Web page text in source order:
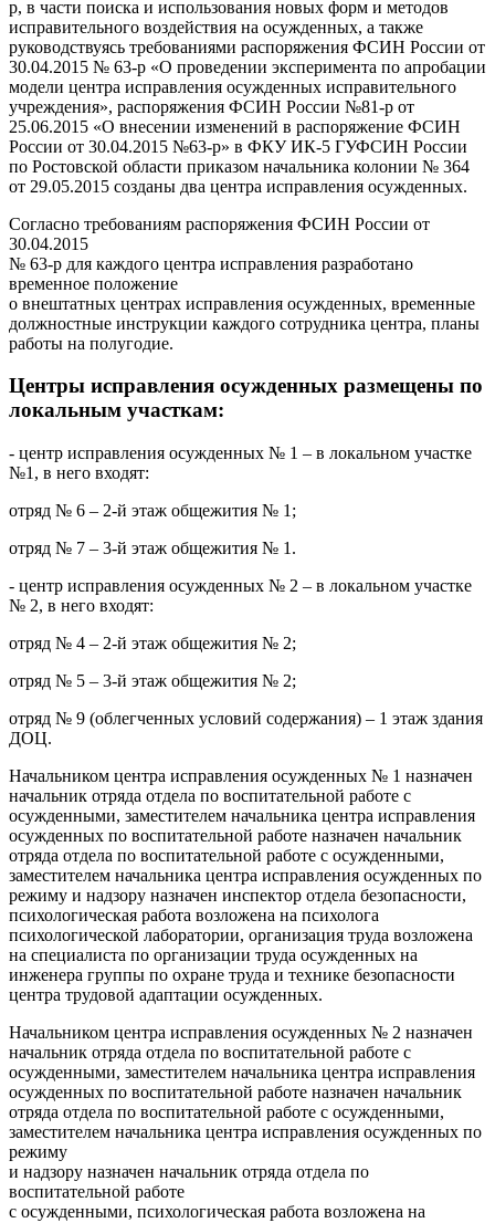
р, в части поиска и использования новых форм и методов
исправительного воздействия на осужденных, а также
руководствуясь требованиями распоряжения ФСИН России от
30.04.2015 № 63-р «О проведении эксперимента по апробации
модели центра исправления осужденных исправительного
учреждения», распоряжения ФСИН России №81-р от
25.06.2015 «О внесении изменений в распоряжение ФСИН
России от 30.04.2015 №63-р» в ФКУ ИК-5 ГУФСИН России
по Ростовской области приказом начальника колонии № 364
от 29.05.2015 созданы два центра исправления осужденных.
Согласно требованиям распоряжения ФСИН России от
30.04.2015
№ 63-р для каждого центра исправления разработано
временное положение
о внештатных центрах исправления осужденных, временные
должностные инструкции каждого сотрудника центра, планы
работы на полугодие.
Центры исправления осужденных размещены по
локальным участкам:
- центр исправления осужденных № 1 – в локальном участке
№1, в него входят:
отряд № 6 – 2-й этаж общежития № 1;
отряд № 7 – 3-й этаж общежития № 1.
- центр исправления осужденных № 2 – в локальном участке
№ 2, в него входят:
отряд № 4 – 2-й этаж общежития № 2;
отряд № 5 – 3-й этаж общежития № 2;
отряд № 9 (облегченных условий содержания) – 1 этаж здания
ДОЦ.
Начальником центра исправления осужденных № 1 назначен
начальник отряда отдела по воспитательной работе с
осужденными, заместителем начальника центра исправления
осужденных по воспитательной работе назначен начальник
отряда отдела по воспитательной работе с осужденными,
заместителем начальника центра исправления осужденных по
режиму и надзору назначен инспектор отдела безопасности,
психологическая работа возложена на психолога
психологической лаборатории, организация труда возложена
на специалиста по организации труда осужденных на
инженера группы по охране труда и технике безопасности
центра трудовой адаптации осужденных.
Начальником центра исправления осужденных № 2 назначен
начальник отряда отдела по воспитательной работе с
осужденными, заместителем начальника центра исправления
осужденных по воспитательной работе назначен начальник
отряда отдела по воспитательной работе с осужденными,
заместителем начальника центра исправления осужденных по
режиму
и надзору назначен начальник отряда отдела по
воспитательной работе
с осужденными, психологическая работа возложена на